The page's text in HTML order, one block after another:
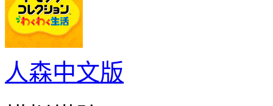
人森中文版